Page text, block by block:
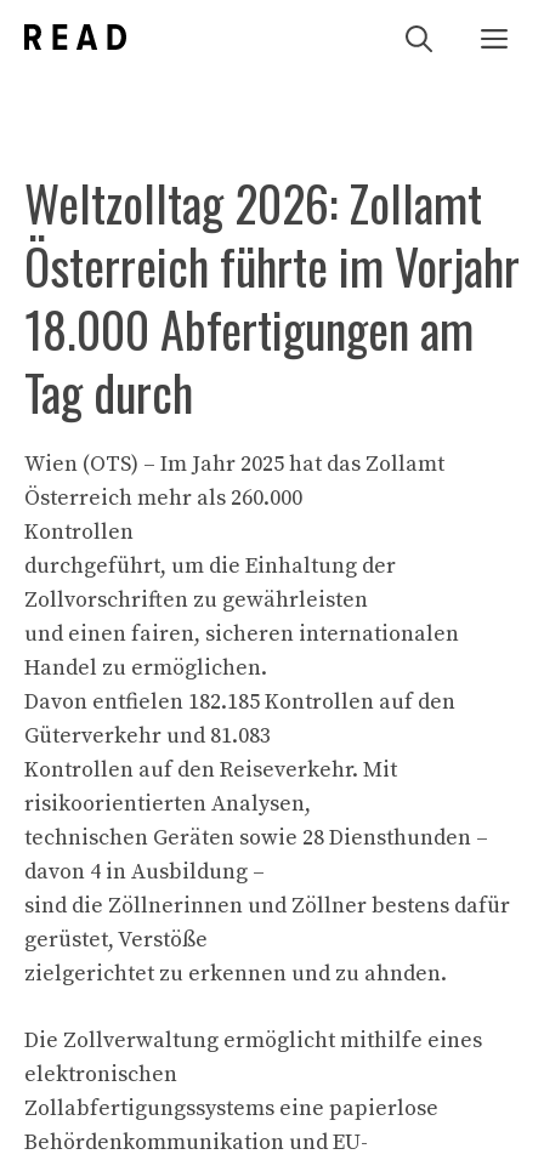
Inhalt
Weltzolltag 2026: Zollamt
Österreich führte im Vorjahr
18.000 Abfertigungen am
Tag durch
Wien (OTS) – Im Jahr 2025 hat das Zollamt
Österreich mehr als 260.000
Kontrollen
durchgeführt, um die Einhaltung der
Zollvorschriften zu gewährleisten
und einen fairen, sicheren internationalen
Handel zu ermöglichen.
Davon entfielen 182.185 Kontrollen auf den
Güterverkehr und 81.083
Kontrollen auf den Reiseverkehr. Mit
risikoorientierten Analysen,
technischen Geräten sowie 28 Diensthunden –
davon 4 in Ausbildung –
sind die Zöllnerinnen und Zöllner bestens dafür
gerüstet, Verstöße
zielgerichtet zu erkennen und zu ahnden.
Die Zollverwaltung ermöglicht mithilfe eines
elektronischen
Zollabfertigungssystems eine papierlose
Behördenkommunikation und EU-